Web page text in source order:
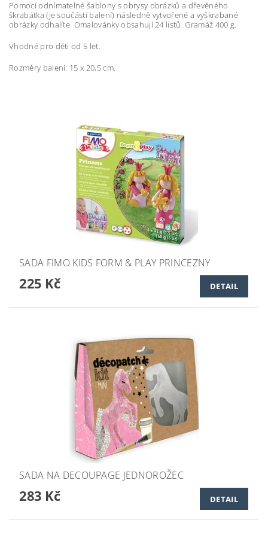
Pomocí odnímatelné šablony s obrysy obrázků a dřevěného
škrabátka (je součástí balení) následně vytvořené a vyškrabané
obrázky odhalíte. Omalovánky obsahují 24 listů. Gramáž 400 g.
Vhodné pro děti od 5 let.
Rozměry balení: 15 x 20,5 cm.
SADA FIMO KIDS FORM & PLAY PRINCEZNY
225 Kč DETAIL
SADA NA DECOUPAGE JEDNOROŽEC
283 Kč DETAIL